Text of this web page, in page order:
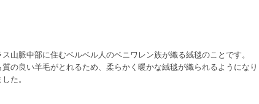
山脈中部に住むベルベル人のベニワレン族が織る絨毯のことです。
の良い羊毛がとれるため、柔らかく暖かな絨毯が織られるようにな
た。